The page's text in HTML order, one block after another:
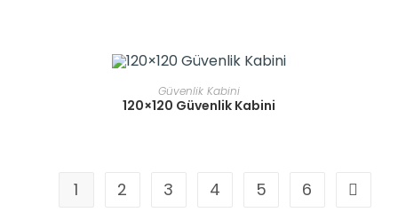
READ MORE
Güvenlik Kabini
120×120 Güvenlik Kabini
1 2 3 4 5 6